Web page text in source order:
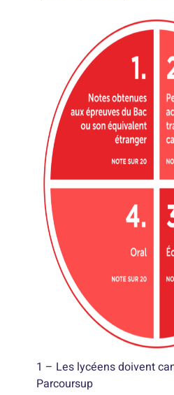
1 – Les lycéens doivent
Parcoursup